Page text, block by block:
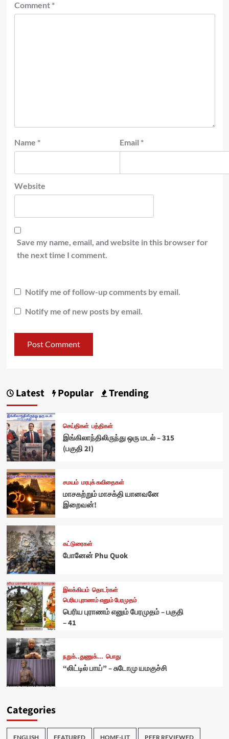
Comment *
Name * Email *
Website
Save my name, email, and website in this browser for
the next time I comment.
Notify me of follow-up comments by email.
Notify me of new posts by email.
Latest Popular Trending
செய்திகள் பத்திகள்
இங்கிலாந்திலிருந்து ஒரு மடல் – 315
(பகுதி 2I)
சமயம் மரபுக் கவிதைகள்
மாசகற்றும் மாசக்தி யானவனே
இறைவன்!
கட்டுரைகள்
போனேன் Phu Quok
இலக்கியம் தொடர்கள்
பெரிய புராணம் எனும் பேரமுதம்
பெரிய புராணம் எனும் பேரமுதம் – பகுதி
– 41
நறுக்..துணுக்... பொது
“லிட்டில் பாய்” – சுடோமு யமகுச்சி
Categories
ENGLISH FEATURED HOME-LIT PEER REVIEWED